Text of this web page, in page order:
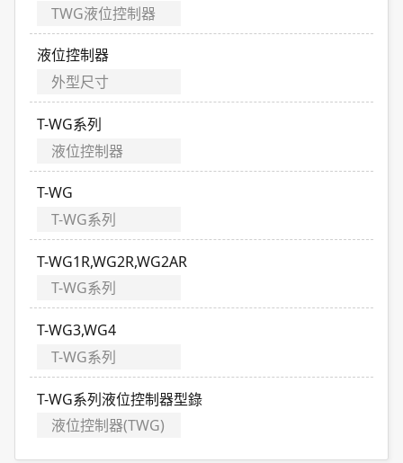
TWG液位控制器
液位控制器
外型尺寸
T-WG系列
液位控制器
T-WG
T-WG系列
T-WG1R,WG2R,WG2AR
T-WG系列
T-WG3,WG4
T-WG系列
T-WG系列液位控制器型錄
液位控制器(TWG)